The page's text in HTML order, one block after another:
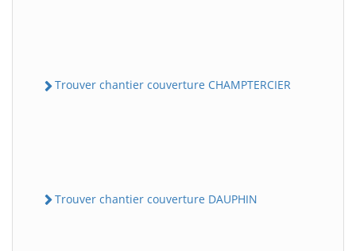
Trouver chantier couverture CHAMPTERCIER
Trouver chantier couverture DAUPHIN